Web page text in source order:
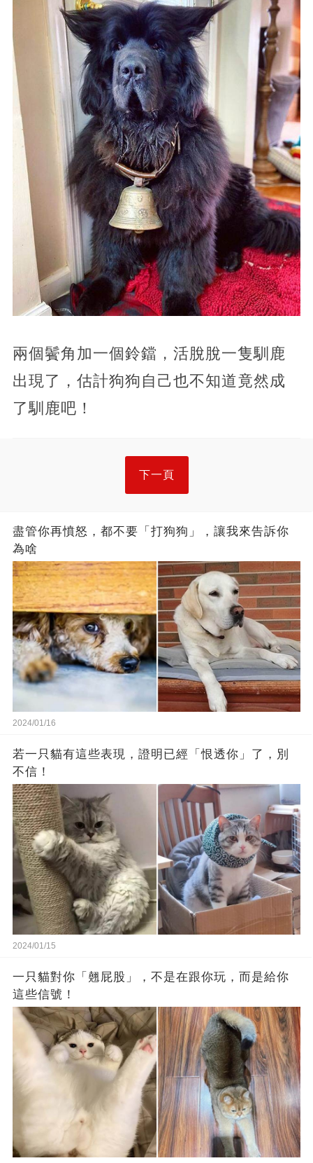
兩個鬢角加一個鈴鐺，活脫脫一隻馴鹿
出現了，估計狗狗自己也不知道竟然成
了馴鹿吧！
下一頁
盡管你再憤怒，都不要「打狗狗」，讓我來告訴你
為啥
2024/01/16
若一只貓有這些表現，證明已經「恨透你」了，別
不信！
2024/01/15
一只貓對你「翹屁股」，不是在跟你玩，而是給你
這些信號！